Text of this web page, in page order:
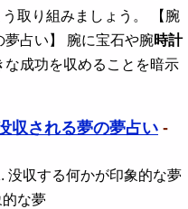
取り組みましょう。 【腕
夢占い】 腕に宝石や腕時計
成功を収めることを暗示
収される夢の夢占い -
没収する何かが印象的な夢
な夢